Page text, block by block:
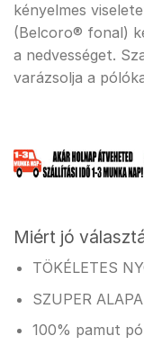
kényelmes
(Belcoro® fonal)
a nedvességet.
varázsolja a
Miért jó
TÖKÉLETES
SZUPER
100% pamut